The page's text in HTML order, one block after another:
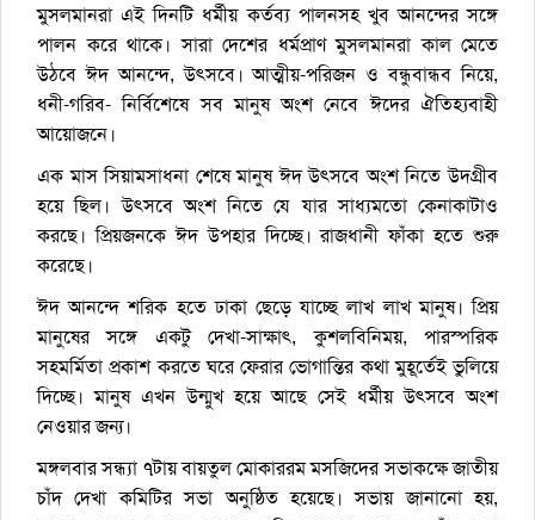
মুসলমানরা এই দিনটি ধর্মীয় কর্তব্য পালনসহ খুব আনন্দের সঙ্গে
পালন করে থাকে। সারা দেশের ধর্মপ্রাণ মুসলমানরা কাল মেতে
উঠবে ঈদ আনন্দে, উৎসবে। আত্মীয়-পরিজন ও বন্ধুবান্ধব নিয়ে,
ধনী-গরিব- নির্বিশেষে সব মানুষ অংশ নেবে ঈদের ঐতিহ্যবাহী
আয়োজনে।
এক মাস সিয়ামসাধনা শেষে মানুষ ঈদ উৎসবে অংশ নিতে উদগ্রীব
হয়ে ছিল। উৎসবে অংশ নিতে যে যার সাধ্যমতো কেনাকাটাও
করছে। প্রিয়জনকে ঈদ উপহার দিচ্ছে। রাজধানী ফাঁকা হতে শুরু
করেছে।
ঈদ আনন্দে শরিক হতে ঢাকা ছেড়ে যাচ্ছে লাখ লাখ মানুষ। প্রিয়
মানুষের সঙ্গে একটু দেখা-সাক্ষাৎ, কুশলবিনিময়, পারস্পরিক
সহমর্মিতা প্রকাশ করতে ঘরে ফেরার ভোগান্তির কথা মুহূর্তেই ভুলিয়ে
দিচ্ছে। মানুষ এখন উন্মুখ হয়ে আছে সেই ধর্মীয় উৎসবে অংশ
নেওয়ার জন্য।
মঙ্গলবার সন্ধ্যা ৭টায় বায়তুল মোকাররম মসজিদের সভাকক্ষে জাতীয়
চাঁদ দেখা কমিটির সভা অনুষ্ঠিত হয়েছে। সভায় জানানো হয়,